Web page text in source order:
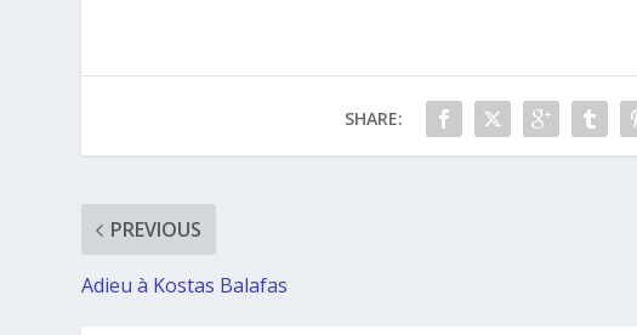
SHARE:
PREVIOUS
Adieu à Kostas Balafas